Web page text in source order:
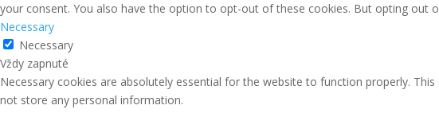
your consent. You also have the option to opt-out of these cookies. But opting out
Necessary
Necessary
Vždy zapnuté
Necessary cookies are absolutely essential for the website to function properly.
not store any personal information.